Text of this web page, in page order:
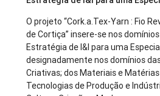
O projeto “Cork.a.Tex-Yarn : Fio
de Cortiça” insere-se nos
Estratégia de I&I para uma
designadamente nos domínios
Criativas; dos Materiais e
Tecnologias de Produção e